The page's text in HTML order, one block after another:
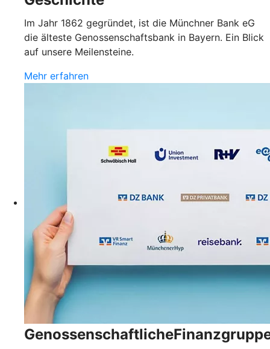
Im Jahr 1862 gegründet, ist die Münchner Bank eG
die älteste Genossenschaftsbank in Bayern. Ein Blick
auf unsere Meilensteine.
Mehr erfahren